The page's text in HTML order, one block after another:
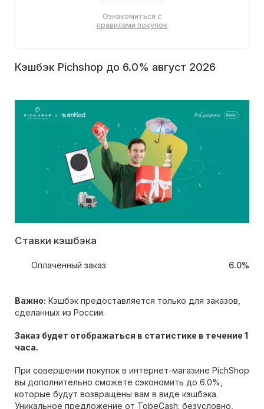
Ознакомиться с
правилами покупок
Кэшбэк Pichshop до 6.0% август 2026
Ставки кэшбэка
Оплаченный заказ 6.0%
Важно: Кэшбэк предоставляется только для заказов,
сделанных из России.
Заказ будет отображаться в статистике в течение 1
часа.
При совершении покупок в интернет-магазине PichShop
вы дополнительно сможете сэкономить до 6.0%,
которые будут возвращены вам в виде кэшбэка.
Уникальное предложение от TobeCash: безусловно,